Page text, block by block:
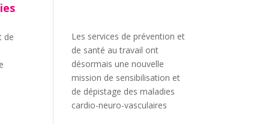
de
Les services de prévention et
de santé au travail ont
désormais une nouvelle
mission de sensibilisation et
de dépistage des maladies
cardio-neuro-vasculaires